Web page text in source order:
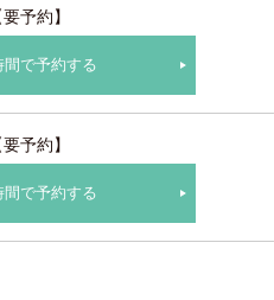
予約】
間で予約する
予約】
間で予約する